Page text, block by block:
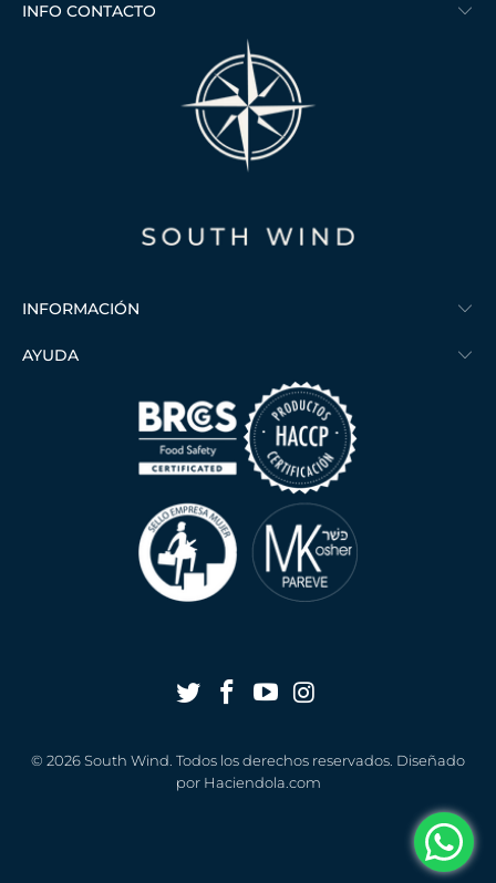
INFO CONTACTO
INFORMACIÓN
AYUDA
© 2026South Wind . Todos los derechos reservados. Diseñado
por Haciendola.com